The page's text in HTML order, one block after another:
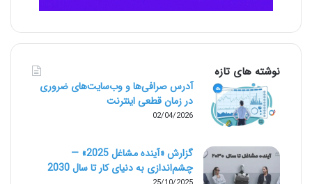
نوشته های تازه
آدرس صرافی‌ها و وب‌سایت‌های ضروری
در زمان قطعی اینترنت
02/04/2026
گزارش «آینده مشاغل 2025» —
چشم‌اندازی به دنیای کار تا سال 2030